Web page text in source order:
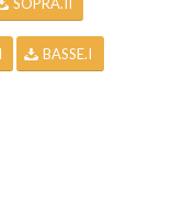
BASSE.I